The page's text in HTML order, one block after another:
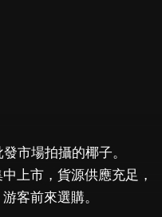
市場拍攝的椰子。
市，貨源供應充足，
客前來選購。